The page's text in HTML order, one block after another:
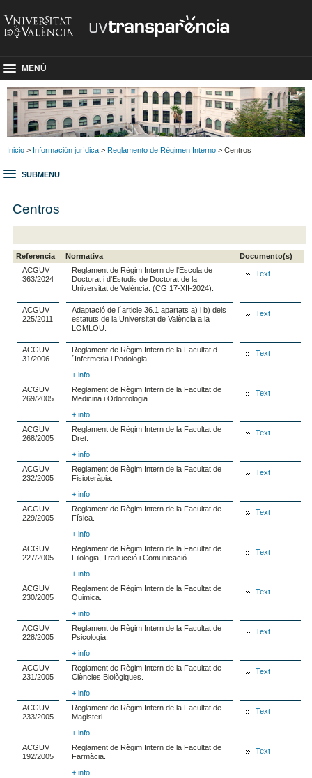
MENÚ
Inicio > Información jurídica > Reglamento de Régimen Interno > Centros
SUBMENU
Centros
Referencia Normativa
Documento(s)
ACGUV
363/2024
Reglament de Règim Intern de l'Escola de
Doctorat i d'Estudis de Doctorat de la
Universitat de València. (CG 17-XII-2024).
Text
ACGUV
225/2011
Adaptació de l´article 36.1 apartats a) i b) dels
estatuts de la Universitat de València a la
LOMLOU.
Text
ACGUV
31/2006
Reglament de Règim Intern de la Facultat d
´Infermeria i Podologia.
+ info
Text
ACGUV
269/2005
Reglament de Règim Intern de la Facultat de
Medicina i Odontologia.
+ info
Text
ACGUV
268/2005
Reglament de Règim Intern de la Facultat de
Dret.
+ info
Text
ACGUV
232/2005
Reglament de Règim Intern de la Facultat de
Fisioteràpia.
+ info
Text
ACGUV
229/2005
Reglament de Règim Intern de la Facultat de
Física.
+ info
Text
ACGUV
227/2005
Reglament de Règim Intern de la Facultat de
Filologia, Traducció i Comunicació.
+ info
Text
ACGUV
230/2005
Reglament de Règim Intern de la Facultat de
Quimica.
+ info
Text
ACGUV
228/2005
Reglament de Règim Intern de la Facultat de
Psicologia.
+ info
Text
ACGUV
231/2005
Reglament de Règim Intern de la Facultat de
Ciències Biològiques.
+ info
Text
ACGUV
233/2005
Reglament de Règim Intern de la Facultat de
Magisteri.
+ info
Text
ACGUV
192/2005
Reglament de Règim Intern de la Facultat de
Farmàcia.
+ info
Text